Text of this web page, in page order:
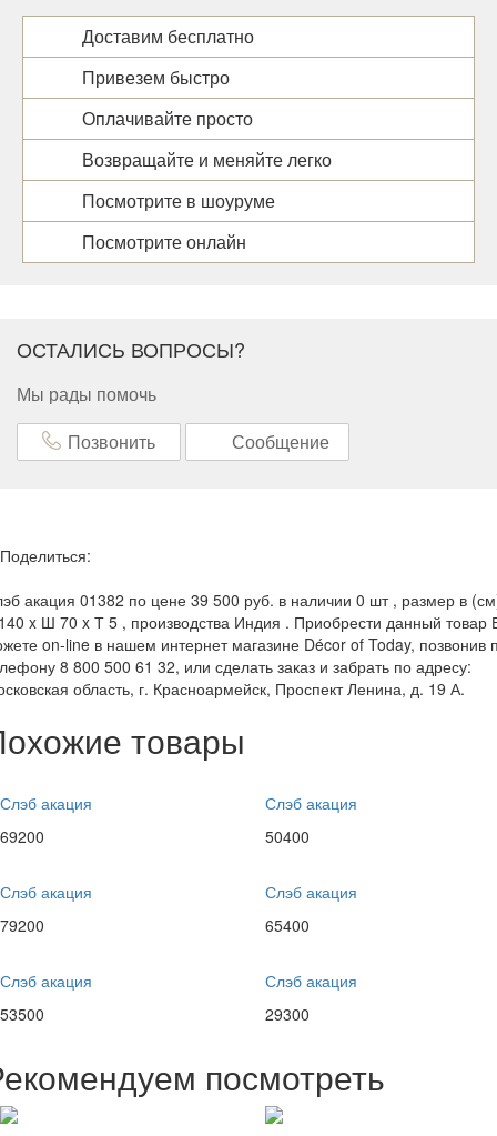
Доставим бесплатно
Привезем быстро
Оплачивайте просто
Возвращайте и меняйте легко
Посмотрите в шоуруме
Посмотрите онлайн
ОСТАЛИСЬ ВОПРОСЫ?
Мы рады помочь
Позвонить
Сообщение
Поделиться:
акация 01382 по цене 39 500 руб. в наличии 0 шт , размер в
x Ш 70 x Т 5 , производства Индия . Приобрести данный товар
on-line в нашем интернет магазине Décor of Today, позвонив
8 800 500 61 32, или сделать заказ и забрать по адресу:
область, г. Красноармейск, Проспект Ленина, д. 19 А.
товары
Слэб акация
69200
Слэб акация
50400
Слэб акация
79200
Слэб акация
65400
Слэб акация
53500
Слэб акация
29300
посмотреть